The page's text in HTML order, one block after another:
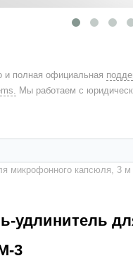
и полная официальная
Мы работаем с
микрофонного капсюля, 3 м
удлинитель
3